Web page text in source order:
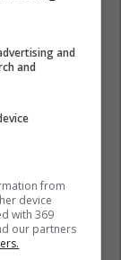
and
and
from
device
with 369
our partners